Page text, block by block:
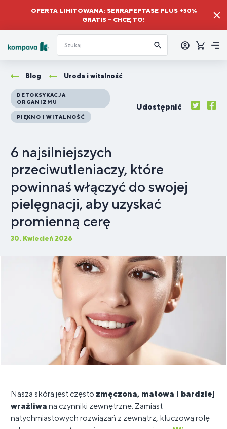
OFERTA LIMITOWANA: SERRAPEPTASE PLUS +30%
GRATIS – CHCĘ TO!
się
Koszyk
Blog Uroda i witalność
DETOKSYKACJA
ORGANIZMU
PIĘKNO I WITALNOŚĆ
Udostępnić
6 najsilniejszych
przeciwutleniaczy, które
powinnaś włączyć do swojej
pielęgnacji, aby uzyskać
promienną cerę
30. Kwiecień 2026
Nasza skóra jest często zmęczona, matowa i bardziej
wrażliwa na czynniki zewnętrzne. Zamiast
natychmiastowych rozwiązań z zewnątrz, kluczową rolę